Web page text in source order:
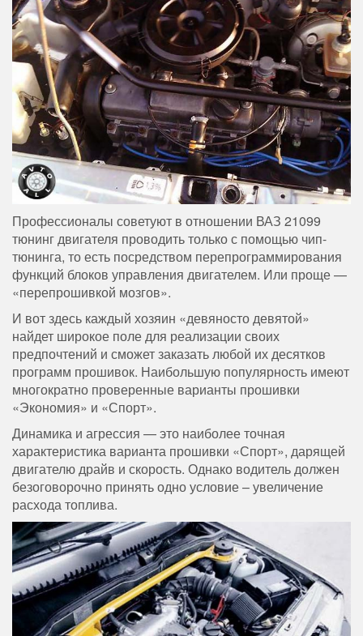
Профессионалы советуют в отношении ВАЗ 21099
тюнинг двигателя проводить только с помощью чип-
тюнинга, то есть посредством перепрограммирования
функций блоков управления двигателем. Или проще —
«перепрошивкой мозгов».
И вот здесь каждый хозяин «девяносто девятой»
найдет широкое поле для реализации своих
предпочтений и сможет заказать любой их десятков
программ прошивок. Наибольшую популярность имеют
многократно проверенные варианты прошивки
«Экономия» и «Спорт».
Динамика и агрессия — это наиболее точная
характеристика варианта прошивки «Спорт», дарящей
двигателю драйв и скорость. Однако водитель должен
безоговорочно принять одно условие – увеличение
расхода топлива.